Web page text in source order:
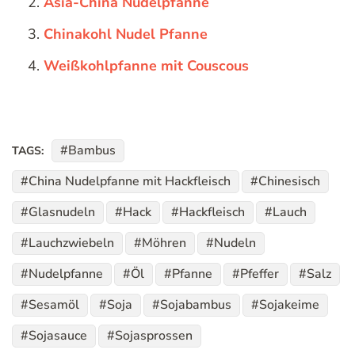
Chinakohl Nudel Pfanne
Weißkohlpfanne mit Couscous
TAGS:
Bambus
China Nudelpfanne mit Hackfleisch
Chinesisch
Glasnudeln
Hack Hackfleisch
Lauch
Lauchzwiebeln
Möhren
Nudeln
Nudelpfanne
Öl Pfanne Pfeffer
Salz
Sesamöl
Soja Sojabambus
Sojakeime
Sojasauce
Sojasprossen